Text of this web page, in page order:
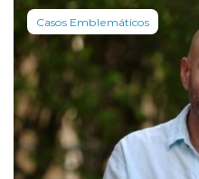
Casos Emblemáticos